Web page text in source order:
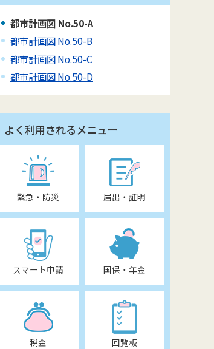
都市計画図 No.50-A
都市計画図 No.50-B
都市計画図 No.50-C
都市計画図 No.50-D
よく利用されるメニュー
緊急・防災 届出・証明
スマート申請 国保・年金
税金 回覧板